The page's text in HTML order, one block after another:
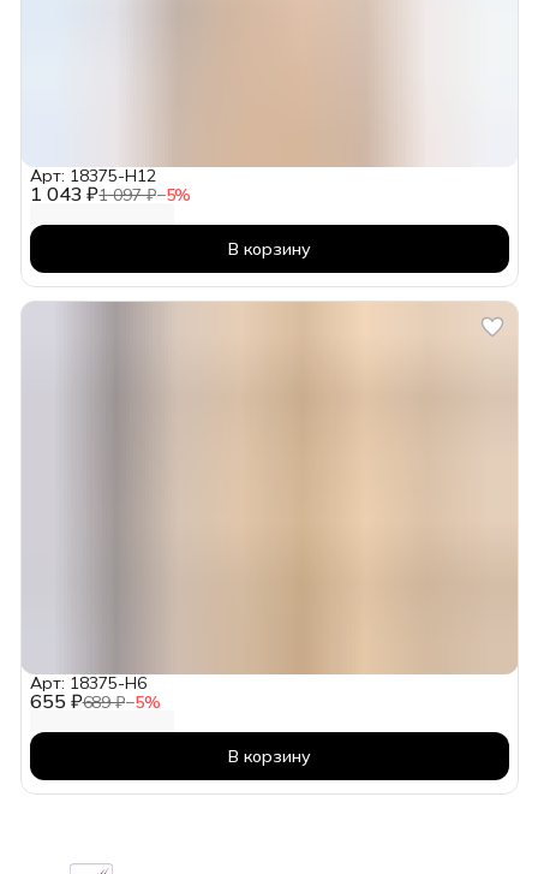
1 043 ₽1 097 ₽−5%
Арт: 18375-H12
В корзину
655 ₽689 ₽−5%
Арт: 18375-H6
В корзину